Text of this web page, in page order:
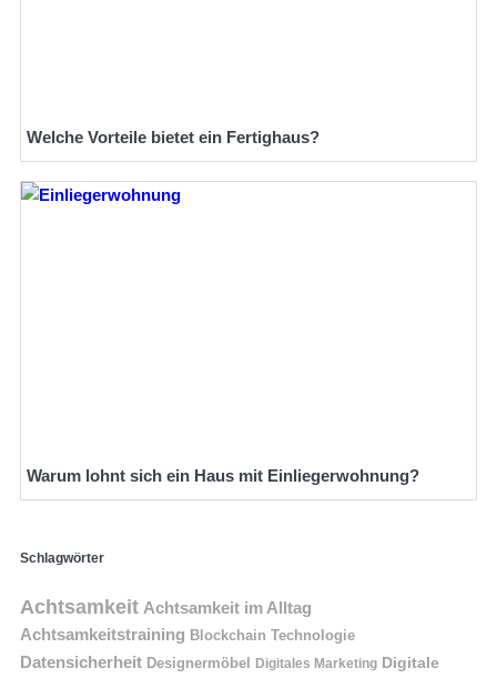
Welche Vorteile bietet ein Fertighaus?
Warum lohnt sich ein Haus mit Einliegerwohnung?
Schlagwörter
Achtsamkeit Achtsamkeit im Alltag
Achtsamkeitstraining Blockchain Technologie
Datensicherheit Designermöbel Digitales Marketing Digitale